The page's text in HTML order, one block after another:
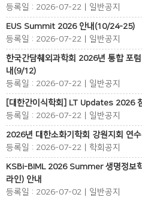
등록일 : 2026-07-22 | 일반공지
EUS Summit 2026 안내(10/24-25)
등록일 : 2026-07-22 | 일반공지
한국간담췌외과학회 2026년 통합 포
내(9/12)
등록일 : 2026-07-22 | 일반공지
[대한간이식학회] LT Updates 2026
등록일 : 2026-07-22 | 일반공지
2026년 대한소화기학회 강원지회 연
등록일 : 2026-07-22 | 학회공지
KSBi-BIML 2026 Summer 생명정보
라인) 안내
등록일 : 2026-07-02 | 일반공지